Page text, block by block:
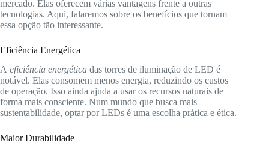
mercado. Elas oferecem várias vantagens frente a outras
tecnologias. Aqui, falaremos sobre os benefícios que tornam
essa opção tão interessante.
Eficiência Energética
A eficiência energética das torres de iluminação de LED é
notável. Elas consomem menos energia, reduzindo os custos
de operação. Isso ainda ajuda a usar os recursos naturais de
forma mais consciente. Num mundo que busca mais
sustentabilidade, optar por LEDs é uma escolha prática e ética.
Maior Durabilidade